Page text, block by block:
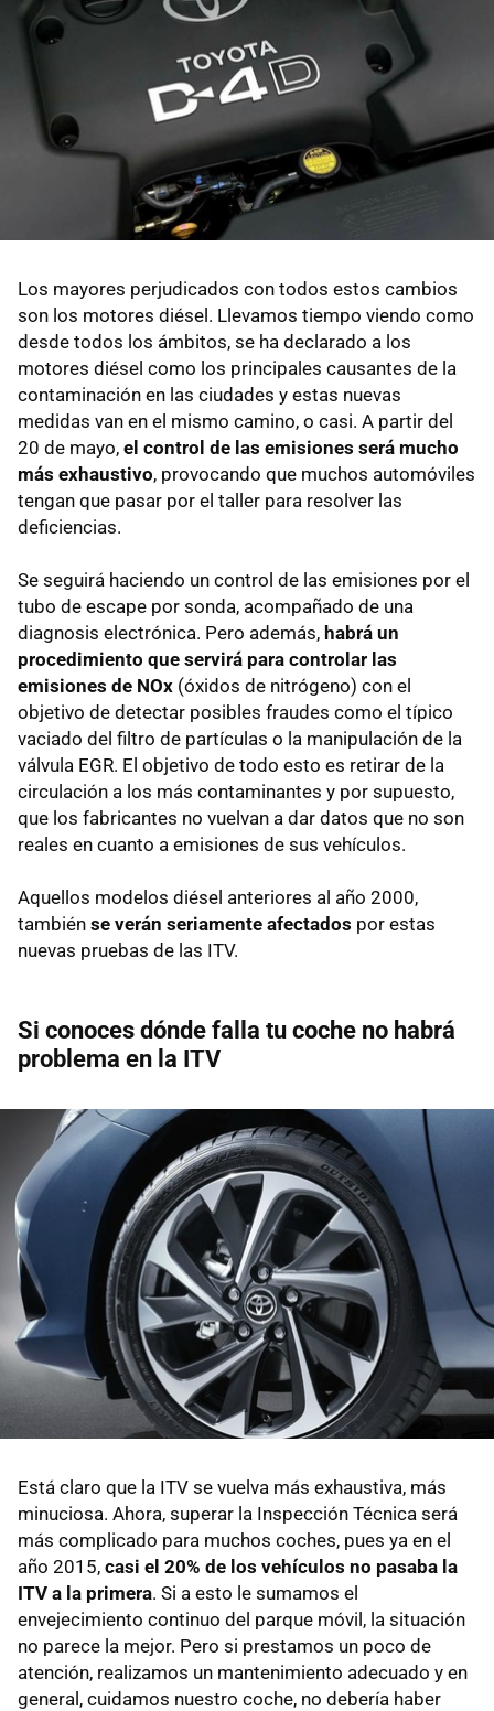
Los mayores perjudicados con todos estos cambios
son los motores diésel. Llevamos tiempo viendo como
desde todos los ámbitos, se ha declarado a los
motores diésel como los principales causantes de la
contaminación en las ciudades y estas nuevas
medidas van en el mismo camino, o casi. A partir del
20 de mayo, el control de las emisiones será mucho
más exhaustivo, provocando que muchos automóviles
tengan que pasar por el taller para resolver las
deficiencias.
Se seguirá haciendo un control de las emisiones por el
tubo de escape por sonda, acompañado de una
diagnosis electrónica. Pero además, habrá un
procedimiento que servirá para controlar las
emisiones de NOx (óxidos de nitrógeno) con el
objetivo de detectar posibles fraudes como el típico
vaciado del filtro de partículas o la manipulación de la
válvula EGR. El objetivo de todo esto es retirar de la
circulación a los más contaminantes y por supuesto,
que los fabricantes no vuelvan a dar datos que no son
reales en cuanto a emisiones de sus vehículos.
Aquellos modelos diésel anteriores al año 2000,
también se verán seriamente afectados por estas
nuevas pruebas de las ITV.
Si conoces dónde falla tu coche no habrá
problema en la ITV
Está claro que la ITV se vuelva más exhaustiva, más
minuciosa. Ahora, superar la Inspección Técnica será
más complicado para muchos coches, pues ya en el
año 2015, casi el 20% de los vehículos no pasaba la
ITV a la primera. Si a esto le sumamos el
envejecimiento continuo del parque móvil, la situación
no parece la mejor. Pero si prestamos un poco de
atención, realizamos un mantenimiento adecuado y en
general, cuidamos nuestro coche, no debería haber